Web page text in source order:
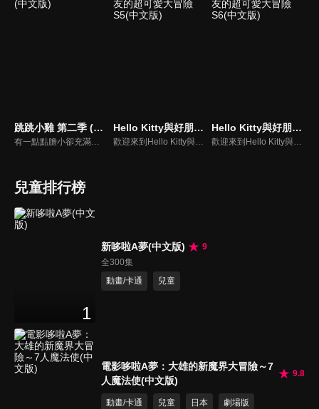
跳跳小雞 第二季 (中文版)
有一點點膽小卻充滿好奇心的"帶骨雞"，和總是用小跳步靠過來的舞蹈老師"小跳步青蛙老師"，以及其他具有獨特個性的夥伴們跳舞大活耀！在家裡和各種地方以「身體動了，心也舞動了起來♪」為主題。
Hello Kitty與好朋友的超可愛大冒險S5(中文版)
歡迎來到Hello Kitty與好朋友的超可愛大冒險!與Hello Kitty, 大眼蛙, 酷企鵝, 美樂蒂, 布丁狗還有酷洛米, 準備和朋友們一起經歷有趣的冒險吧!
Hello Kitty與好朋友的超可愛大冒險S6(中文版)
歡迎來到Hello Kitty與好朋友的超可愛大冒險!與Hello Kitty, 大眼蛙, 酷企鵝, 美樂蒂, 布丁狗還有酷洛米, 準備和朋友們一起經歷有趣的冒險吧!
兒童排行榜
1
新哆啦A夢(中文版)
9
全300集
動畫/卡通
兒童
電影哆啦A夢：大雄的新魔界大冒險～7
人魔法使(中文版)
9.8
動畫/卡通 兒童 日本 劇場版